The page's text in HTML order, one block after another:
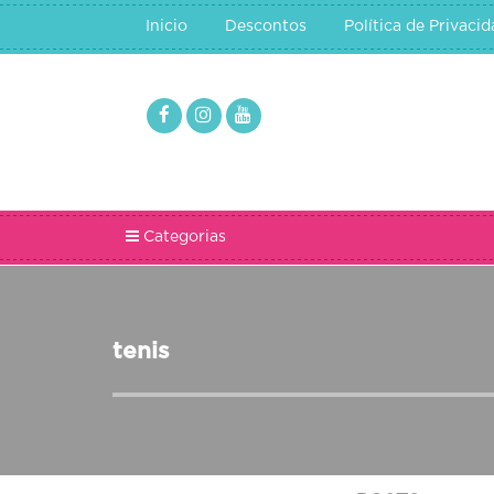
Inicio Descontos Política de
Categorias
tenis